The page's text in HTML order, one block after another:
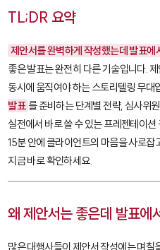
TL;DR 요약
제안서를 완벽하게 작성했는데 발표에
좋은 발표는 완전히 다른 기술입니다.
동시에 움직여야 하는 스토리텔링 무대
발표 를 준비하는 단계별 전략, 심사위
실전에서 바로 쓸 수 있는 프레젠테이
15분 안에 클라이언트의 마음을 사로
지금 바로 확인하세요.
왜 제안서는 좋은데 발표에
많은 대행사들이 제안서 작성에는 며칠